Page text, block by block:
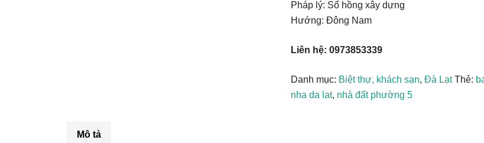
Pháp lý: Sổ hồng xây dựng
Hướng: Đông Nam
Liên hệ: 0973853339
Danh mục: Biệt thự, khách sạn, Đà Lạt Thẻ:
nha da lat, nhà đất phường 5
Mô tả